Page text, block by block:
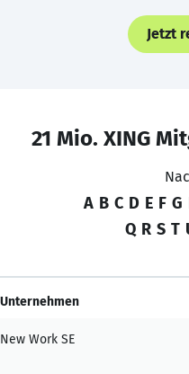
Jetzt
21 Mio. XING
A B C D E F G
Q R S T
Unternehmen
New Work SE